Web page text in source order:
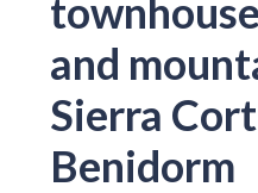
and
Sierra
Benidorm